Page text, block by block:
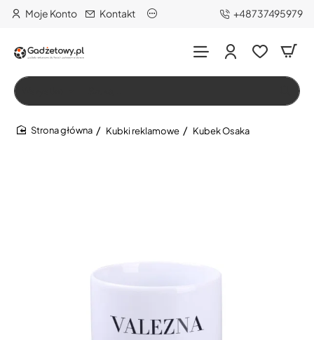
Moje Konto Kontakt +48737495979
Szukaj…
Kubki reklamowe Kubek Osaka